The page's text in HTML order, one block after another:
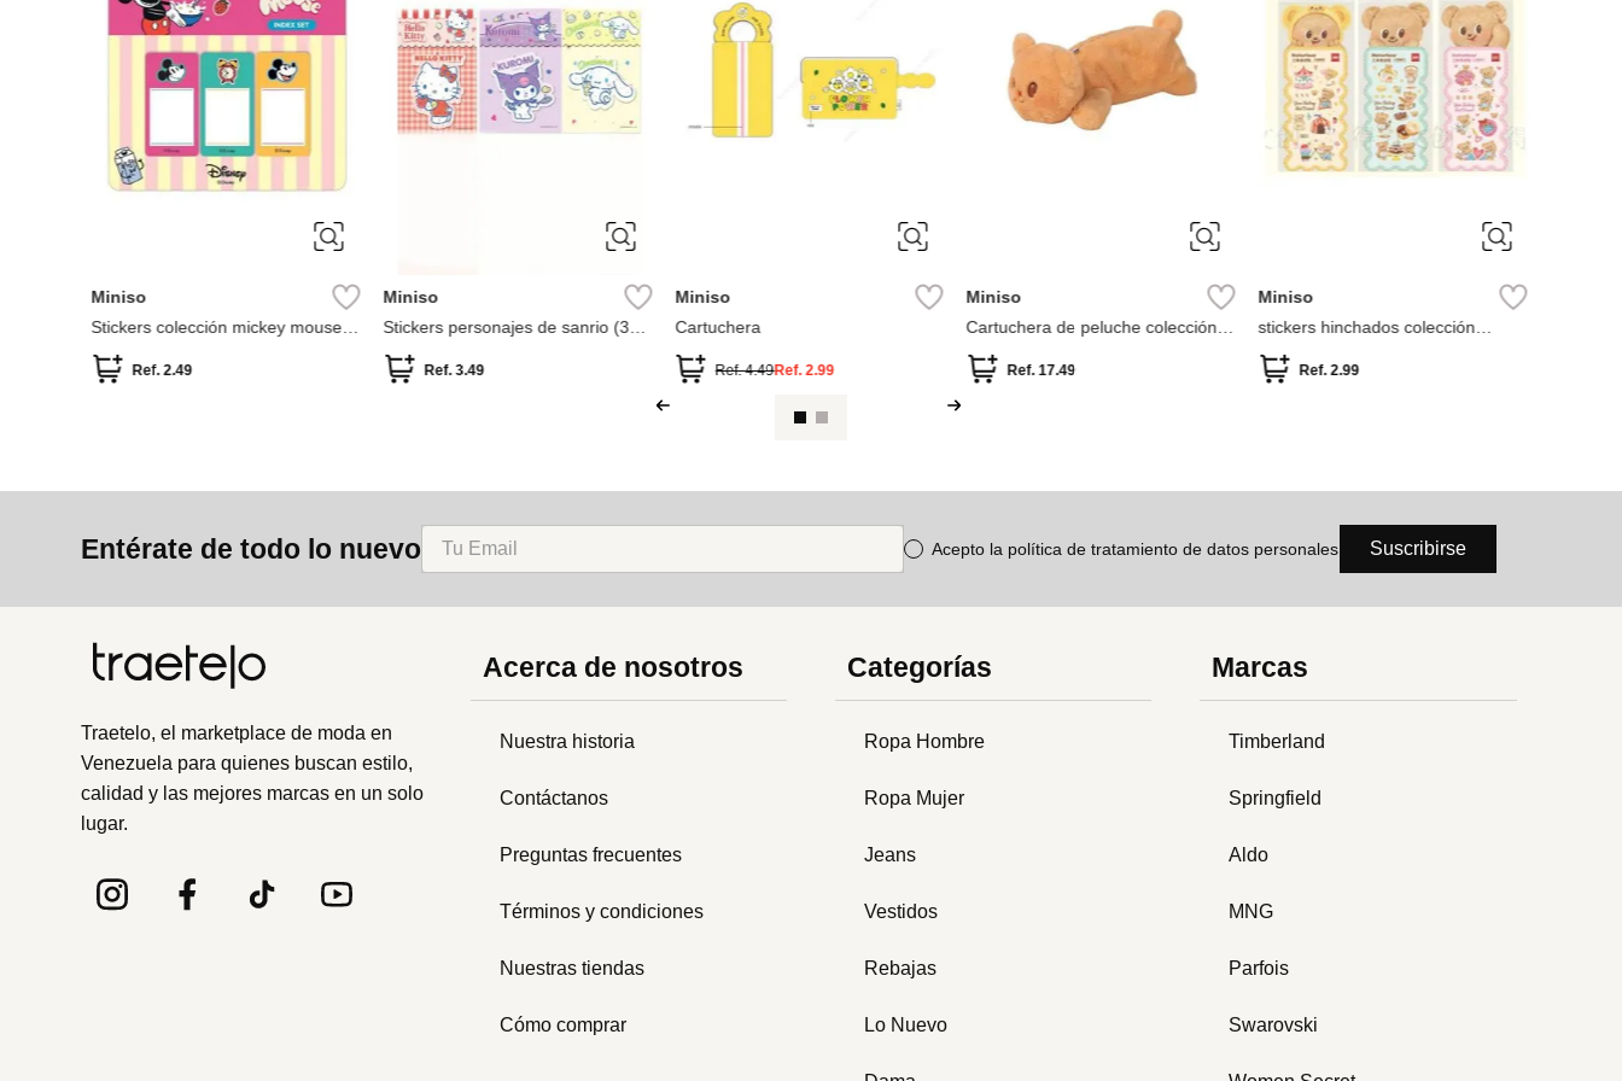
Miniso
Stickers colección mickey mouse
Ref.2.49
Miniso
Stickers personajes de sanrio (3
Ref.3.49
Miniso
Cartuchera
Ref.4.49Ref.2.99
Miniso
Cartuchera de peluche colección
Ref. 17.49
Miniso
stickers hinchados colección
Ref.2.99
Entérate de todo lo nuevo Acepto la política de tratamiento de datos personales Suscribirse
Traetelo, el marketplace de moda en
Venezuela para quienes buscan estilo,
calidad y las mejores marcas en un solo
lugar.
Acerca de nosotros
Nuestra historia
Contáctanos
Preguntas frecuentes
Términos y condiciones
Nuestras tiendas
Cómo comprar
Categorías
Ropa Hombre
Ropa Mujer
Jeans
Vestidos
Rebajas
Lo Nuevo
Marcas
Timberland
Springfield
Aldo
MNG
Parfois
Swarovski